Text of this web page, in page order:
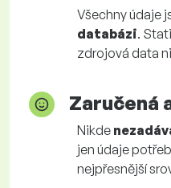
Všechny údaje
databázi.
zdrojová data
Zaručená
Nikde
jen údaje
nejpřesnější